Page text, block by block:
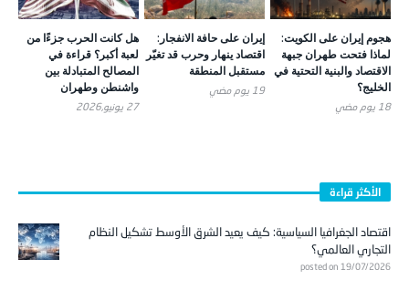
هجوم إيران على الكويت:
لماذا فتحت طهران جبهة
الاقتصاد والبنية التحتية في
الخليج؟
18 يوم ‎مضي
إيران على حافة الانفجار:
اقتصاد ينهار وحرب قد تغيّر
مستقبل المنطقة
19 يوم ‎مضي
هل كانت الحرب جزءًا من
لعبة أكبر؟ قراءة في
المصالح المتبادلة بين
واشنطن وطهران
27 يونيو,2026
الأكثر قراءة
اقتصاد الجغرافيا السياسية: كيف يعيد الشرق الأوسط تشكيل النظام
التجاري العالمي؟
posted on 19/07/2026